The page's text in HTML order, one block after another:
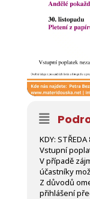
KDY:
Vstupní
V případě
účastníky
Z důvodů
přihlášení